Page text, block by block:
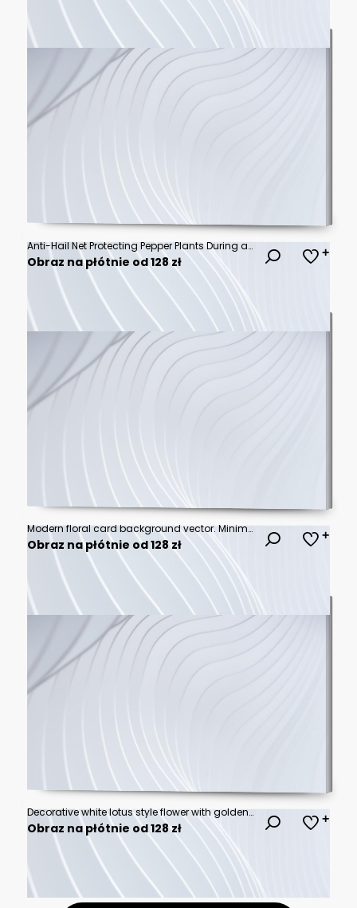
Anti-Hail Net Protecting Pepper Plants During a Hailstorm with Heavy Rain
Obraz na płótnie od 128 zł
Modern floral card background vector. Minimal hand drawn botanical flowers template background. Design illustration for wedding, vip cover, poster, rsvp modern card, birthday party.
Obraz na płótnie od 128 zł
Decorative white lotus style flower with golden leaf accents
Obraz na płótnie od 128 zł